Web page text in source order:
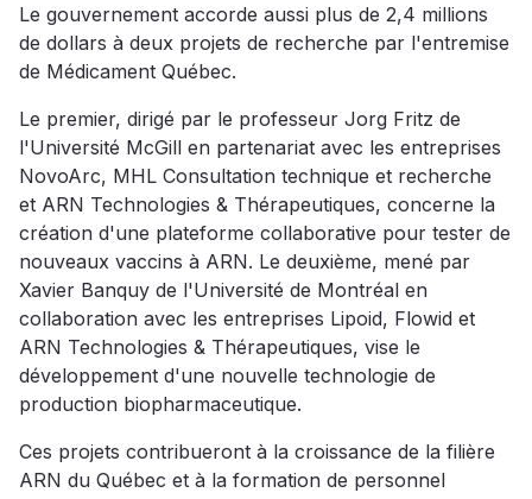
Le gouvernement accorde aussi plus de 2,4 millions
de dollars à deux projets de recherche par l'entremise
de Médicament Québec.
Le premier, dirigé par le professeur Jorg Fritz de
l'Université McGill en partenariat avec les entreprises
NovoArc, MHL Consultation technique et recherche
et ARN Technologies & Thérapeutiques, concerne la
création d'une plateforme collaborative pour tester de
nouveaux vaccins à ARN. Le deuxième, mené par
Xavier Banquy de l'Université de Montréal en
collaboration avec les entreprises Lipoid, Flowid et
ARN Technologies & Thérapeutiques, vise le
développement d'une nouvelle technologie de
production biopharmaceutique.
Ces projets contribueront à la croissance de la filière
ARN du Québec et à la formation de personnel